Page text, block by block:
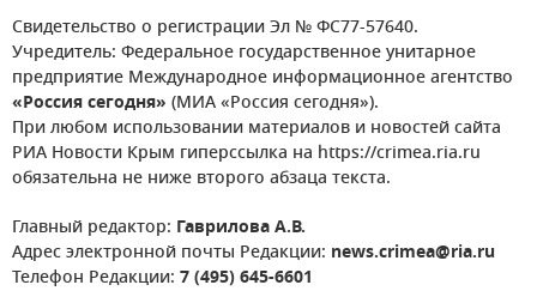
Свидетельство о регистрации Эл № ФС77-57640.
Учредитель: Федеральное государственное унитарное
предприятие Международное информационное агентство
«Россия сегодня» (МИА «Россия сегодня»).
При любом использовании материалов и новостей сайта
РИА Новости Крым гиперссылка на https://crimea.ria.ru
обязательна не ниже второго абзаца текста.
Главный редактор: Гаврилова А.В.
Адрес электронной почты Редакции: news.crimea@ria.ru
Телефон Редакции: 7 (495) 645-6601